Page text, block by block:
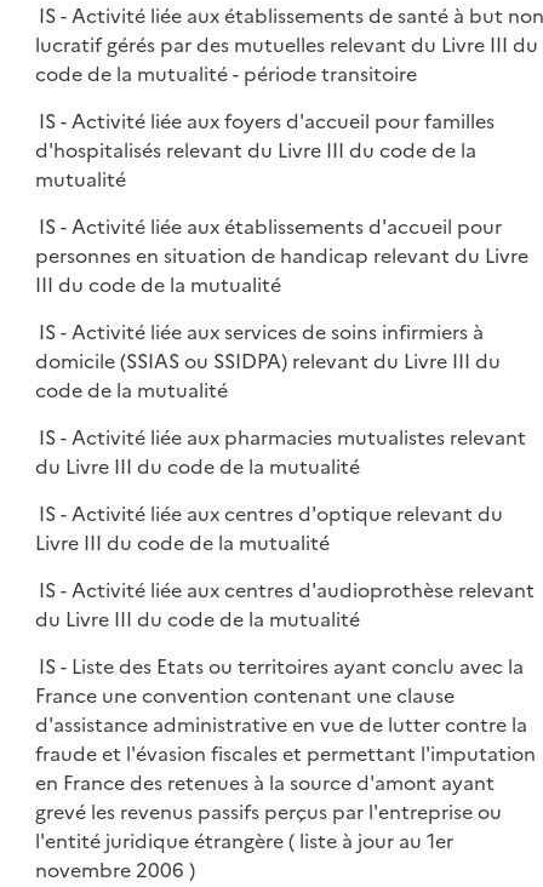
IS - Activité liée aux établissements de santé à but
lucratif gérés par des mutuelles relevant du Livre III du
code de la mutualité - période transitoire
IS - Activité liée aux foyers d'accueil pour familles
d'hospitalisés relevant du Livre III du code de la
mutualité
IS - Activité liée aux établissements d'accueil pour
personnes en situation de handicap relevant du Livre
III du code de la mutualité
IS - Activité liée aux services de soins infirmiers à
domicile (SSIAS ou SSIDPA) relevant du Livre III du
code de la mutualité
IS - Activité liée aux pharmacies mutualistes relevant
du Livre III du code de la mutualité
IS - Activité liée aux centres d'optique relevant du
Livre III du code de la mutualité
IS - Activité liée aux centres d'audioprothèse relevant
du Livre III du code de la mutualité
IS - Liste des Etats ou territoires ayant conclu avec la
France une convention contenant une clause
d'assistance administrative en vue de lutter contre la
fraude et l'évasion fiscales et permettant l'imputation
en France des retenues à la source d'amont ayant
grevé les revenus passifs perçus par l'entreprise ou
l'entité juridique étrangère ( liste à jour au 1er
novembre 2006 )